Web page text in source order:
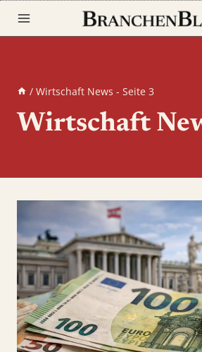
Inhalt
springen
/ Wirtschaft News - Seite 3
Wirtschaft